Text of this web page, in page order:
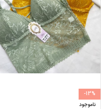
-13%
ناموجود